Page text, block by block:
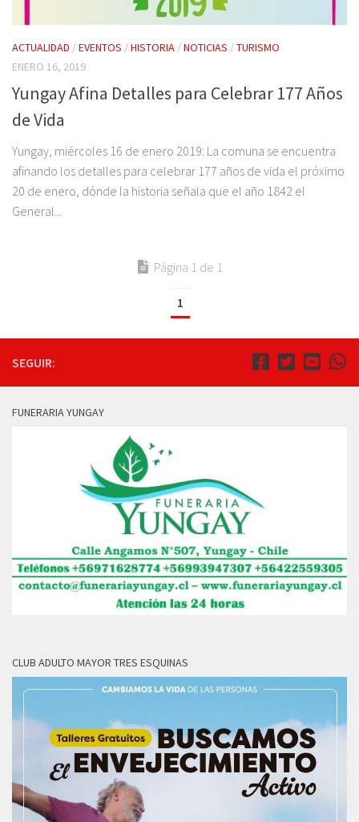
ACTUALIDAD /EVENTOS /HISTORIA /NOTICIAS /TURISMO
ENERO 16, 2019
Yungay Afina Detalles para Celebrar 177 Años
de Vida
Yungay, miércoles 16 de enero 2019: La comuna se encuentra
afinando los detalles para celebrar 177 años de vida el próximo
20 de enero, dónde la historia señala que el año 1842 el
General...
Página 1 de 1
1
SEGUIR:
FUNERARIA YUNGAY
CLUB ADULTO MAYOR TRES ESQUINAS